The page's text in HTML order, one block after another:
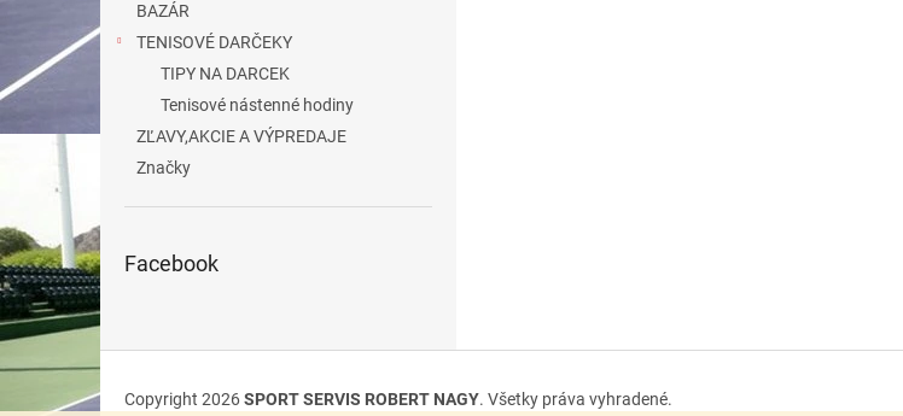
BAZÁR
TENISOVÉ DARČEKY
TIPY NA DARCEK
Tenisové nástenné hodiny
ZĽAVY,AKCIE A VÝPREDAJE
Značky
Facebook
Z
Copyright 2026SPORT SERVIS ROBERT NAGY. Všetky práva vyhradené.